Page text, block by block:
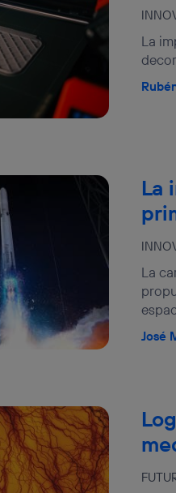
La
La
La
José
Si utilizas unaconexión de
realizará en función de las
hayan dado su
Si utilizas
datos móviles, el
únicamente en la
Puedes gestionar los
inferior de esta página web o